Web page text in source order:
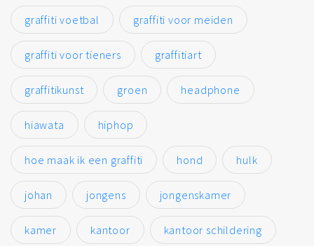
graffiti voetbal graffiti voor meiden
graffiti voor tieners graffitiart
graffitikunst groen headphone
hiawata hiphop
hoe maak ik een graffiti hond hulk
johan jongens jongenskamer
kamer kantoor kantoor schildering